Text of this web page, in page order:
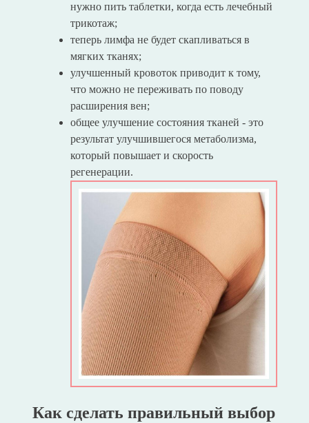
нужно пить таблетки, когда есть лечебный
трикотаж;
теперь лимфа не будет скапливаться в
мягких тканях;
улучшенный кровоток приводит к тому,
что можно не переживать по поводу
расширения вен;
общее улучшение состояния тканей - это
результат улучшившегося метаболизма,
который повышает и скорость
регенерации.
Как сделать правильный выбор